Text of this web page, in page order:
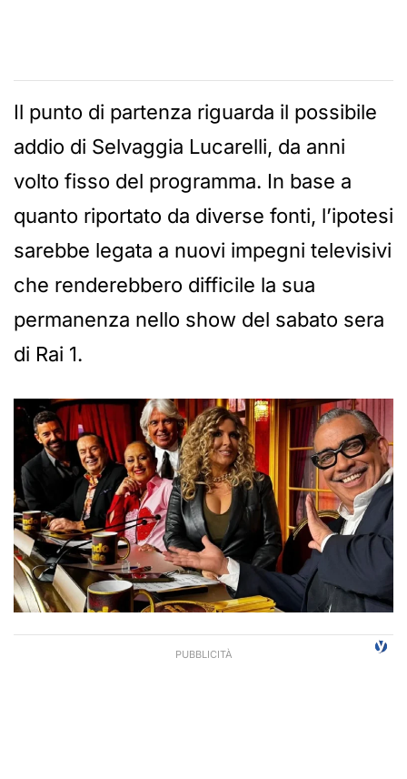
Il punto di partenza riguarda il possibile
addio di Selvaggia Lucarelli, da anni
volto fisso del programma. In base a
quanto riportato da diverse fonti, l’ipotesi
sarebbe legata a nuovi impegni televisivi
che renderebbero difficile la sua
permanenza nello show del sabato sera
di Rai 1.